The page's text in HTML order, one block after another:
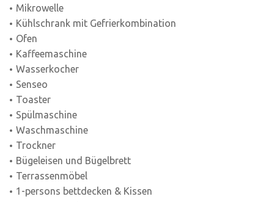
Mikrowelle
Kühlschrank mit Gefrierkombination
Ofen
Kaffeemaschine
Wasserkocher
Senseo
Toaster
Spülmaschine
Waschmaschine
Trockner
Bügeleisen und Bügelbrett
Terrassenmöbel
1-persons bettdecken & Kissen